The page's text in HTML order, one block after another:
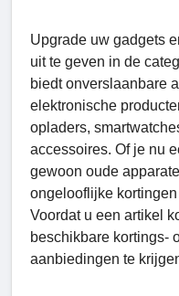
Upgrade uw gadgets
uit te geven in de
biedt onverslaanbare
elektronische
opladers,
accessoires. Of je nu
gewoon oude
ongelooflijke
Voordat u een artikel
beschikbare kortings-
aanbiedingen te